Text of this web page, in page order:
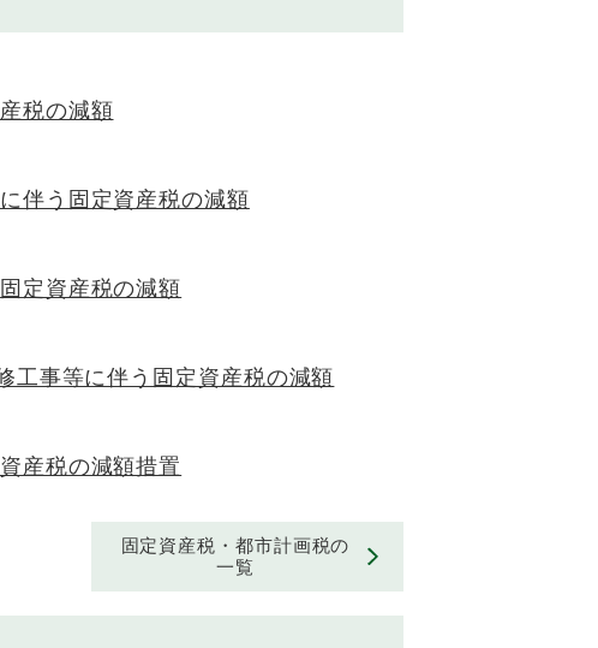
税の減額
伴う固定資産税の減額
定資産税の減額
工事等に伴う固定資産税の減額
産税の減額措置
固定資産税・都市計画税の
一覧